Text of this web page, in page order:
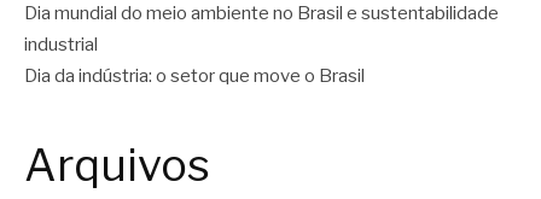
Dia mundial do meio ambiente no Brasil e sustentabilidade
industrial
Dia da indústria: o setor que move o Brasil
Arquivos